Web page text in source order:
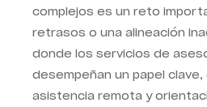
complejos es un reto
retrasos o una alineación
donde los servicios de
desempeñan un papel
asistencia remota y